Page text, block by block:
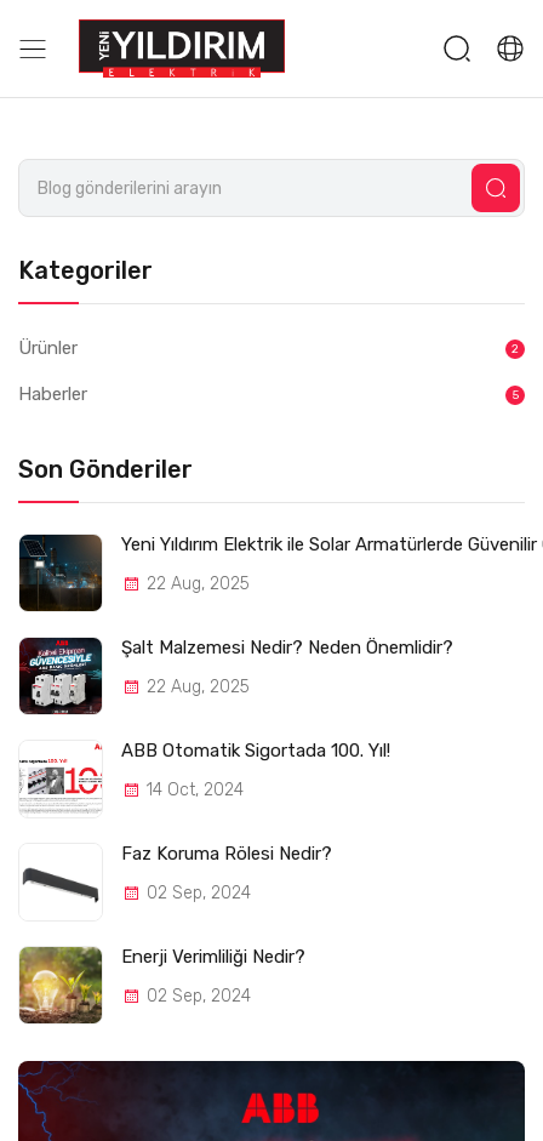
Kategoriler
Ürünler 2
Haberler 5
Son Gönderiler
Yeni Yıldırım Elektrik ile Solar Armatürlerde
22 Aug, 2025
Şalt Malzemesi Nedir? Neden Önemlidir?
22 Aug, 2025
ABB Otomatik Sigortada 100. Yıl!
14 Oct, 2024
Faz Koruma Rölesi Nedir?
02 Sep, 2024
Enerji Verimliliği Nedir?
02 Sep, 2024